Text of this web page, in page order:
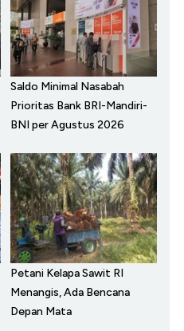
Saldo Minimal Nasabah
Prioritas Bank BRI-Mandiri-
BNI per Agustus 2026
Petani Kelapa Sawit RI
Menangis, Ada Bencana
Depan Mata